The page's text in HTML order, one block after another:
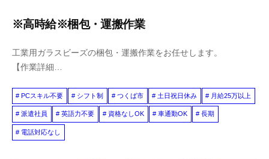
※高時給※梱包・運搬作業
工業用ガラスビーズの梱包・運搬作業をお任せします。
【作業詳細…
PCスキル不要 シフト制 つくば市 土日祝日休み 月給25万以上
派遣社員 英語力不要 資格なしOK 車通勤OK 長期
電話対応なし